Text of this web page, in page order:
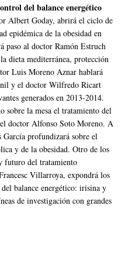
del balance energético
Albert Goday, abrirá el ciclo de
epidémica de la obesidad en
paso al doctor Ramón Estruch
dieta mediterránea, protección
Luis Moreno Aznar hablará
y el doctor Wilfredo Ricart
generados en 2013‐2014.
sobre la mesa el tratamiento del
doctor Alfonso Soto Moreno. A
profundizará sobre el
y de la obesidad. Otro de los
futuro del tratamiento
Villarroya, expondrá los
balance energético: irisina y
de investigación con grandes